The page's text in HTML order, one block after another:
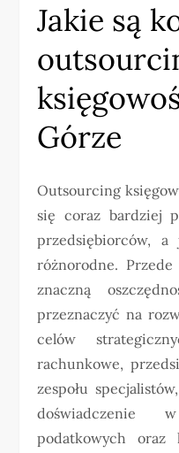
Jakie są
Górze
Outsourcing
się coraz bardziej
przedsiębiorców,
różnorodne.
znaczną
przeznaczyć na
celów
rachunkowe,
zespołu
doświadczenie
podatkowych oraz